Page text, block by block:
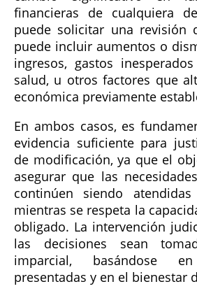
financieras de cualquiera
puede solicitar una revisión
puede incluir aumentos o
ingresos, gastos
salud, u otros factores que
económica previamente
En ambos casos, es
evidencia suficiente para
de modificación, ya que el
asegurar que las
continúen siendo atendidas
mientras se respeta la
obligado. La intervención
las decisiones sean
imparcial, basándose
presentadas y en el bienestar